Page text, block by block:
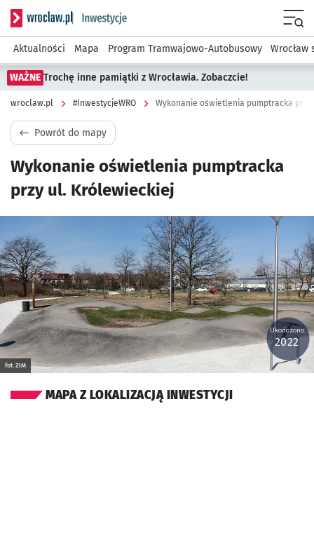
Serwis informacyjny wroclaw.pl podserwis:
Aktualności Mapa Program Tramwajowo-Autobusowy Wrocław
WAŻNE Trochę inne pamiątki z Wrocławia. Zobaczcie!
wroclaw.pl #InwestycjeWRO Wykonanie oświetlenia pumptracka
Powrót do mapy
Wykonanie oświetlenia pumptracka
przy ul. Królewieckiej
fot. ZIM
Ukończono:
2022
MAPA Z LOKALIZACJĄ INWESTYCJI